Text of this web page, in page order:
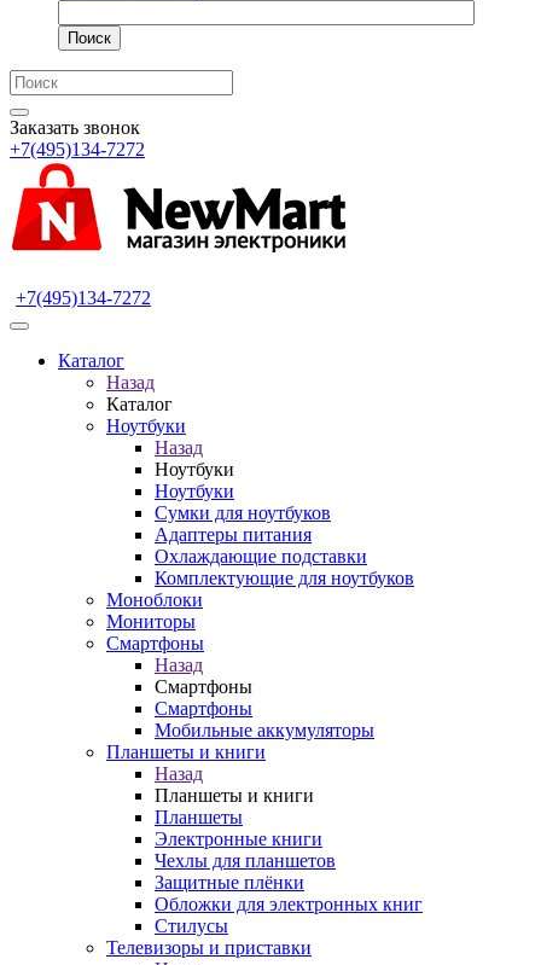
Поиск
Заказать звонок
+7(495)134-7272
+7(495)134-7272
Каталог
Назад
Каталог
Ноутбуки
Назад
Ноутбуки
Ноутбуки
Сумки для ноутбуков
Адаптеры питания
Охлаждающие подставки
Комплектующие для ноутбуков
Моноблоки
Мониторы
Смартфоны
Назад
Смартфоны
Смартфоны
Мобильные аккумуляторы
Планшеты и книги
Назад
Планшеты и книги
Планшеты
Электронные книги
Чехлы для планшетов
Защитные плёнки
Обложки для электронных книг
Стилусы
Телевизоры и приставки